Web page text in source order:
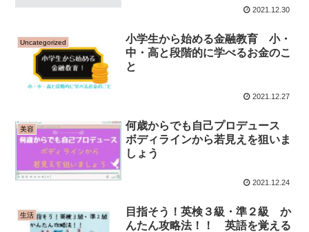
2021.12.30
Uncategorized
小学生から始める金融教育 小・
中・高と段階的に学べるお金のこ
と
2021.12.27
美容
何歳からでも自己プロデュース
ボディラインから若見えを狙いま
しょう
2021.12.24
生活
目指そう！英検３級・準２級 か
んたん攻略法！！ 英語を覚える